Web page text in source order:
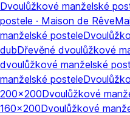
Dvoulůžkové manželské
postele · Maison de Rêve
manželské postele
dubDřevěné dvoulůžkové
dvoulůžkové manželské
manželské postele
200x200Dvoulůžkové
160x200Dvoulůžkové